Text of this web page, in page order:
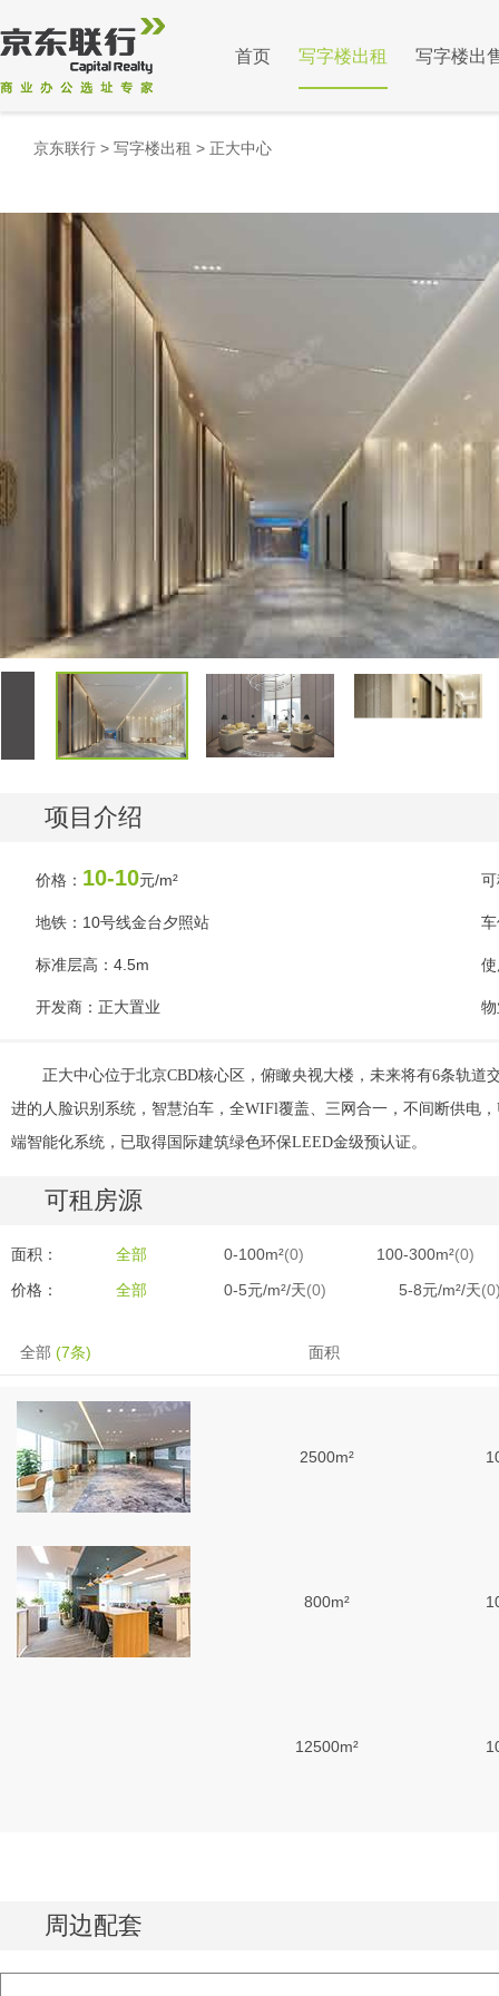
首页 写字楼出租 写字楼出
京东联行 > 写字楼出租 > 正大中心
项目介绍
价格： 10-10元/m²
地铁：10号线金台夕照站
标准层高：4.5m
开发商：正大置业
正大中心位于北京CBD核心区，俯瞰央视大楼，未来将有6条轨
进的人脸识别系统，智慧泊车，全WIFl覆盖、三网合一，不间断供电
端智能化系统，已取得国际建筑绿色环保LEED金级预认证。
可租房源
面积： 全部 0-100m²(0) 100-300m²(0)
价格：
全部 0-5元/m²/天(0) 5-8元/m²/天
全部 (7条) 面积
2500m²
800m²
12500m²
周边配套